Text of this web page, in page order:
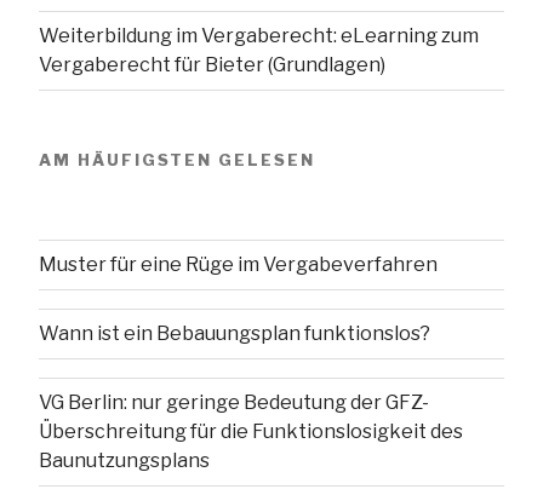
Weiterbildung im Vergaberecht: eLearning zum
Vergaberecht für Bieter (Grundlagen)
AM HÄUFIGSTEN GELESEN
Muster für eine Rüge im Vergabeverfahren
Wann ist ein Bebauungsplan funktionslos?
VG Berlin: nur geringe Bedeutung der GFZ-
Überschreitung für die Funktionslosigkeit des
Baunutzungsplans